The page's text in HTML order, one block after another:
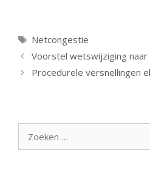
Tags
Netcongestie
Voorstel wetswijziging naar
Procedurele versnellingen